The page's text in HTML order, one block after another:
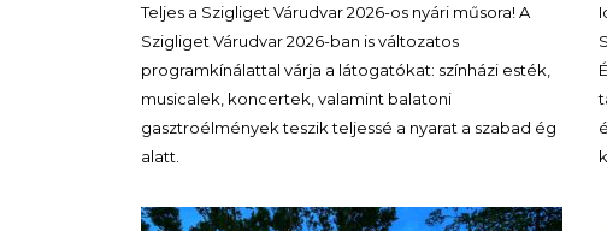
Teljes a Szigliget Várudvar 2026-os nyári műsora! A
Szigliget Várudvar 2026-ban is változatos
programkínálattal várja a látogatókat: színházi esték,
musicalek, koncertek, valamint balatoni
gasztroélmények teszik teljessé a nyarat a szabad ég
alatt.